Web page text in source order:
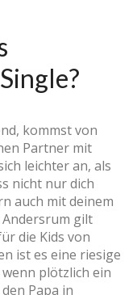
kommst von
Partner mit
leichter an, als
nicht nur dich
auch mit deinem
Andersrum gilt
die Kids von
ist es eine riesige
plötzlich ein
Papa in